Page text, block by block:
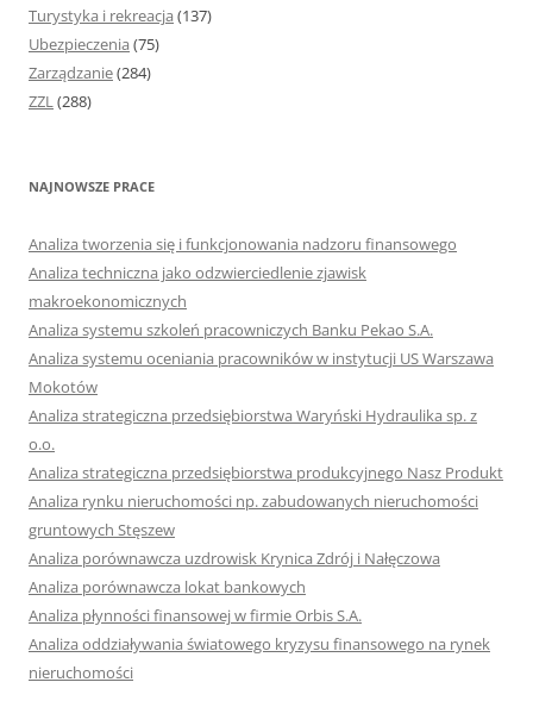
Turystyka i rekreacja (137)
Ubezpieczenia (75)
Zarządzanie(284)
ZZL(288)
NAJNOWSZE PRACE
Analiza tworzenia się i funkcjonowania nadzoru finansowego
Analiza techniczna jako odzwierciedlenie zjawisk
makroekonomicznych
Analiza systemu szkoleń pracowniczych Banku Pekao S.A.
Analiza systemu oceniania pracowników w instytucji US Warszawa
Mokotów
Analiza strategiczna przedsiębiorstwa Waryński Hydraulika sp. z
o.o.
Analiza strategiczna przedsiębiorstwa produkcyjnego Nasz Produkt
Analiza rynku nieruchomości np. zabudowanych nieruchomości
gruntowych Stęszew
Analiza porównawcza uzdrowisk Krynica Zdrój i Nałęczowa
Analiza porównawcza lokat bankowych
Analiza płynności finansowej w firmie Orbis S.A.
Analiza oddziaływania światowego kryzysu finansowego na rynek
nieruchomości